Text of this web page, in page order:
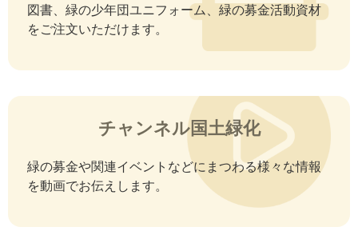
図書、緑の少年団ユニフォーム、緑の募金活動資材
をご注文いただけます。
チャンネル国土緑化
緑の募金や関連イベントなどにまつわる様々な情報
を動画でお伝えします。